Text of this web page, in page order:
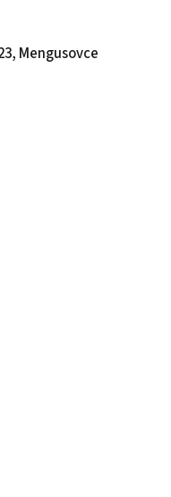
Mengusovce